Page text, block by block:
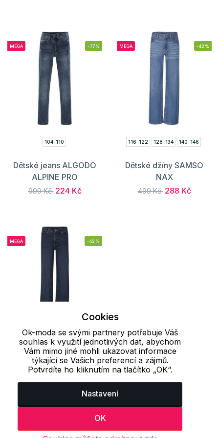
MEGA -77%
104-110
Dětské jeans ALGODO
ALPINE PRO
999 Kč 224 Kč
MEGA -42%
116-122 128-134 140-146
Dětské džíny SAMSO
NAX
499 Kč 288 Kč
MEGA -42%
128-134 140-146
Dětské džíny SAMSO
NAX
288 Kč
Cookies
Ok-moda se svými partnery potřebuje Váš
souhlas k využití jednotlivých dat, abychom
Vám mimo jiné mohli ukazovat informace
týkající se Vašich preferencí a zájmů.
Potvrdíte ho kliknutím na tlačítko „OK“.
Nastavení
OK